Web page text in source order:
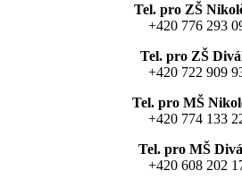
Tel. pro ZŠ
+420 776 293
Tel. pro ZŠ
+420 722 909
Tel. pro MŠ
+420 774 133
Tel. pro MŠ
+420 608 202